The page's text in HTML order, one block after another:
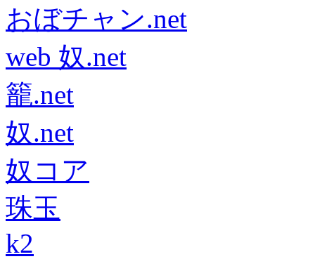
おぼチャン.net
web 奴.net
籠.net
奴.net
奴コア
珠玉
k2